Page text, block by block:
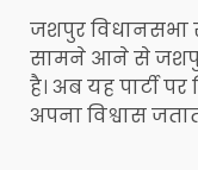
जशपुर
सामने आने से
है। अब यह पार्टी
अपना विश्वास